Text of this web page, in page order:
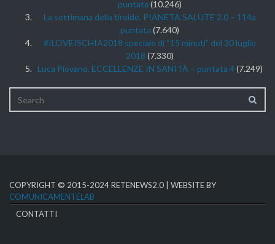
puntata (10.246)
La settimana della tiroide. PIANETA SALUTE 2.0 – 114a
puntata (7.640)
#ILOVEISCHIA2018 speciale di “15 minuti” del 30 luglio
2018 (7.330)
Luca Piovano. ECCELLENZE IN SANITÀ – puntata 4 (7.249)
COPYRIGHT © 2015-2024 RETENEWS2.0 | WEBSITE BY
COMUNICAMENTELAB
CONTATTI